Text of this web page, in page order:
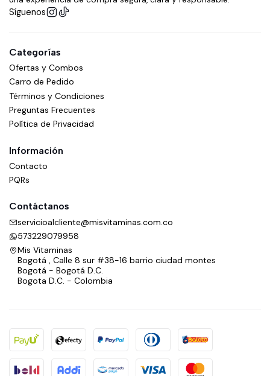
Síguenos
Categorías
Ofertas y Combos
Carro de Pedido
Términos y Condiciones
Preguntas Frecuentes
Política de Privacidad
Información
Contacto
PQRs
Contáctanos
servicioalcliente@misvitaminas.com.co
573229079958
Mis Vitaminas
Bogotá , Calle 8 sur #38-16 barrio ciudad montes
Bogotá - Bogotá D.C.
Bogota D.C. - Colombia